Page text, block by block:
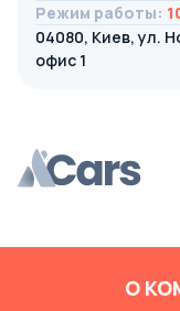
Режим работы:
04080, Киев, ул.
офис 1
О